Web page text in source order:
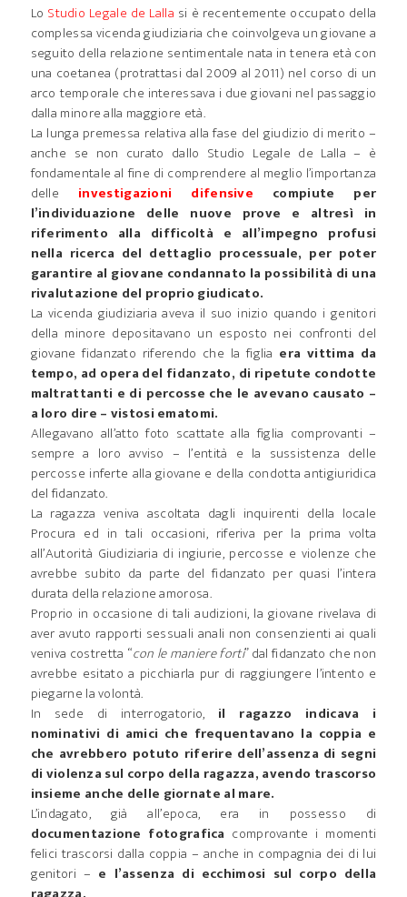
Lo Studio Legale de Lalla si è recentemente occupato della
complessa vicenda giudiziaria che coinvolgeva un giovane a
seguito della relazione sentimentale nata in tenera età con
una coetanea (protrattasi dal 2009 al 2011) nel corso di un
arco temporale che interessava i due giovani nel passaggio
dalla minore alla maggiore età.
La lunga premessa relativa alla fase del giudizio di merito –
anche se non curato dallo Studio Legale de Lalla – è
fondamentale al fine di comprendere al meglio l’importanza
delle investigazioni difensive
compiute per
l’individuazione delle nuove prove e altresì in
riferimento alla difficoltà e all’impegno profusi
nella ricerca del dettaglio processuale, per poter
garantire al giovane condannato la possibilità di una
rivalutazione del proprio giudicato.
La vicenda giudiziaria aveva il suo inizio quando i genitori
della minore depositavano un esposto nei confronti del
giovane fidanzato riferendo che la figlia era vittima da
tempo, ad opera del fidanzato, di ripetute condotte
maltrattanti e di percosse che le avevano causato –
a loro dire – vistosi ematomi.
Allegavano all’atto foto scattate alla figlia comprovanti –
sempre a loro avviso – l’entità e la sussistenza delle
percosse inferte alla giovane e della condotta antigiuridica
del fidanzato.
La ragazza veniva ascoltata dagli inquirenti della locale
Procura ed in tali occasioni, riferiva per la prima volta
all’Autorità Giudiziaria di ingiurie, percosse e violenze che
avrebbe subito da parte del fidanzato per quasi l’intera
durata della relazione amorosa.
Proprio in occasione di tali audizioni, la giovane rivelava di
aver avuto rapporti sessuali anali non consenzienti ai quali
veniva costretta “con le maniere forti” dal fidanzato che non
avrebbe esitato a picchiarla pur di raggiungere l’intento e
piegarne la volontà.
In sede di interrogatorio, il ragazzo indicava i
nominativi di amici che frequentavano la coppia e
che avrebbero potuto riferire dell’assenza di segni
di violenza sul corpo della ragazza, avendo trascorso
insieme anche delle giornate al mare.
L’indagato, già all’epoca, era in possesso di
documentazione fotografica comprovante i momenti
felici trascorsi dalla coppia – anche in compagnia dei di lui
genitori – e l’assenza di ecchimosi sul corpo della